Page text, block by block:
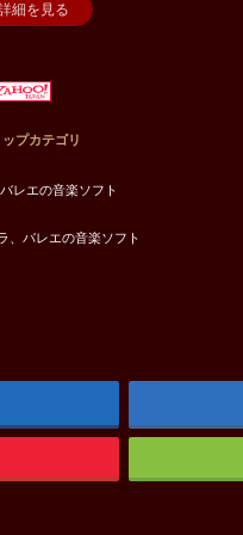
細を見る
プカテゴリ
レエの音楽ソフト
、バレエの音楽ソフト